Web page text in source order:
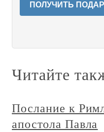
ПОЛУЧИТЬ
Читайте
Послание к
апостола Павла